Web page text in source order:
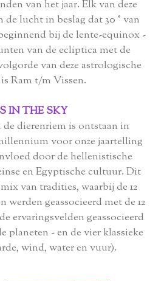
van het jaar. Elk van deze
de lucht in beslag dat 30 ° van
bij de lente-equinox -
van de ecliptica met de
van deze astrologische
Ram t/m Vissen.
IN THE SKY
dierenriem is ontstaan ​​in
voor onze jaartelling
door de hellenistische
en Egyptische cultuur. Dit
van tradities, waarbij de 12
geassocieerd met de 12
ervaringsvelden geassocieerd
planeten - en de vier klassieke
wind, water en vuur).